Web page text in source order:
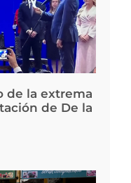
de la extrema
de De la